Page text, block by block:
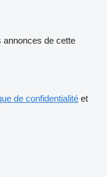
annonces de cette
de confidentialité et